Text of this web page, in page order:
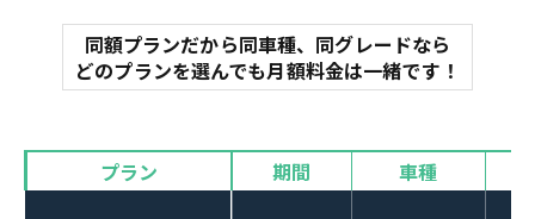
オイル交換 諸費用
マット
バイザー
同額プランだから同車種、同グレードなら
どのプランを選んでも月額料金は一緒です！
プラン 期間 車種